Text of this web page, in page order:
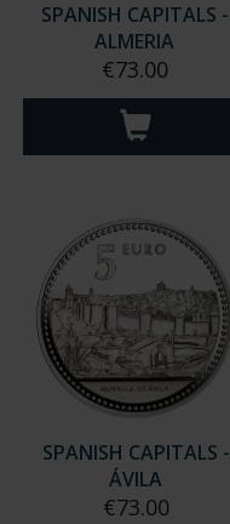
SPANISH CAPITALS -
ALMERIA
€73.00
SPANISH CAPITALS -
ÁVILA
€73.00